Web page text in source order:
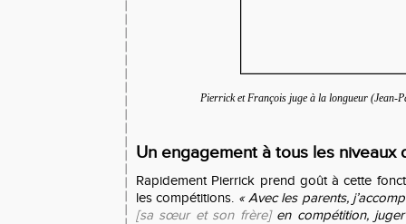
Pierrick et François juge à la longueur (Jean-
Un engagement à tous les niveaux
Rapidement Pierrick prend goût à cette
les compétitions. « Avec les parents,
[sa sœur et son frère] en compétition,